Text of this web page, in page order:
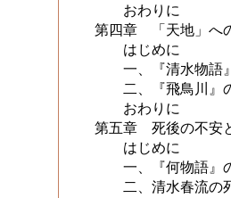
おわりに
第四章 「天地」へ
はじめに
一、『清水物語』
二、『飛鳥川』
おわりに
第五章 死後の不安
はじめに
一、『何物語』
二、清水春流の